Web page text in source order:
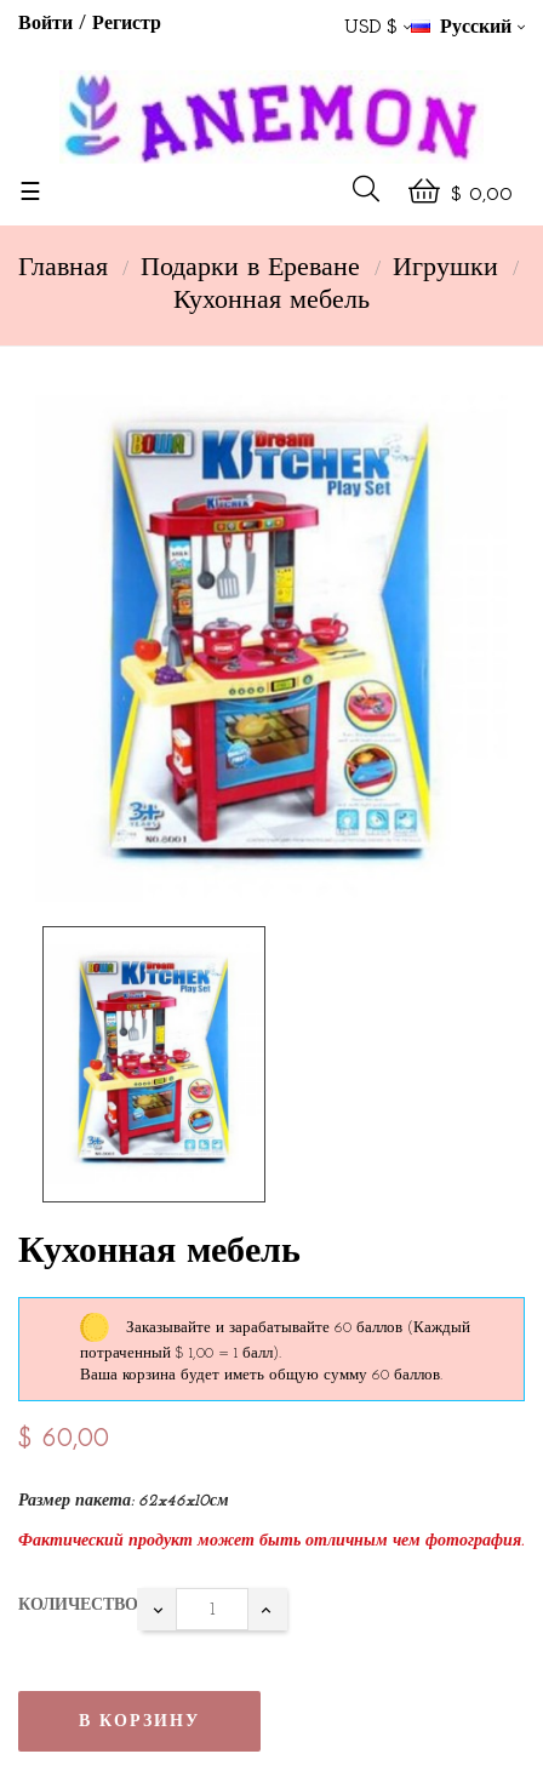
Войти Регистр USD $ Русский
$ 0,00
Toggle
☰
Главная Подарки в Ереване
Игрушки
Кухонная мебель
Кухонная мебель
Заказывайте и зарабатывайте 60 баллов (Каждый
потраченный $ 1,00 = 1 балл).
Ваша корзина будет иметь общую сумму 60 баллов.
$ 60,00
Размер пакета: 62x46x10см
Фактический продукт может быть отличным чем фотография.
КОЛИЧЕСТВО
В КОРЗИНУ